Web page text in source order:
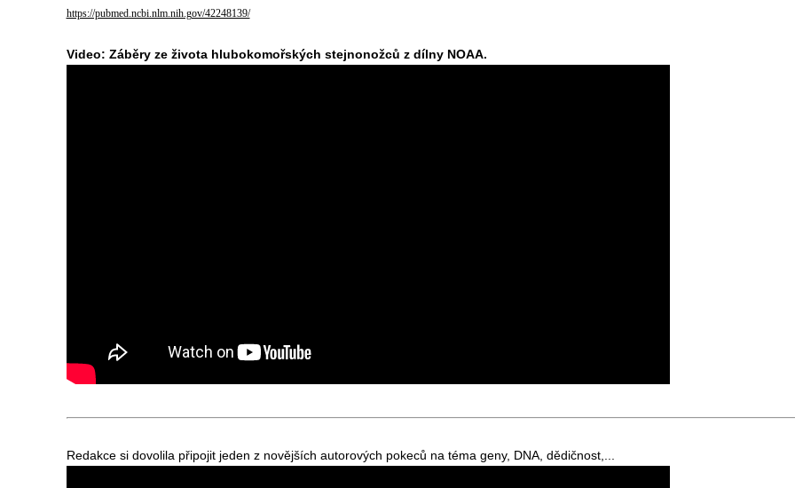
https://pubmed.ncbi.nlm.nih.gov/42248139/
Video: Záběry ze života hlubokomořských stejnonožců z dílny NOAA.
Redakce si dovolila připojit jeden z novějších autorových pokeců na téma geny, DNA, dědičnost,...